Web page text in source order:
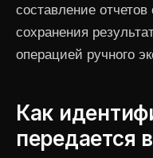
составление
сохранения
операцией ручного
Как
передается